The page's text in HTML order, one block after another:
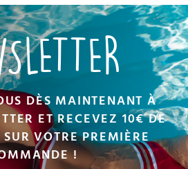
DÈS MAINTENANT À
ET RECEVEZ 10€ DE
VOTRE PREMIÈRE
!